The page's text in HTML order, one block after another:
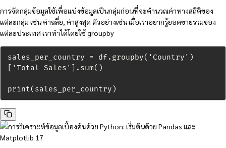
การจัดกลุ่มข้อมูลใช้เพื่อแบ่งข้อมูลเป็นกลุ่มก่อนที่จะคำนวณค่าทางสถิติของ
แต่ละกลุ่ม เช่น ค่าฉลี่ย, ค่าสูงสุด ตัวอย่างเช่น เมื่อเราอยากรู้ยอดขายรวมของ
แต่ละประเทศ เราทำได้โดยใช้ groupby
sales_per_country = df.groupby('Country')
['Total Sales'].sum()
print(sales_per_country)